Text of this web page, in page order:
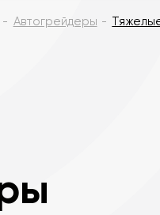
Автогрейдеры